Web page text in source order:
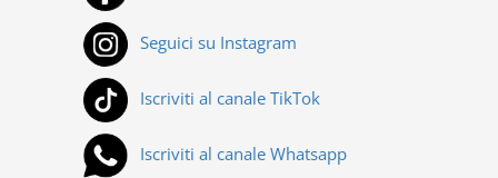
Seguici su Instagram
Iscriviti al canale TikTok
Iscriviti al canale Whatsapp